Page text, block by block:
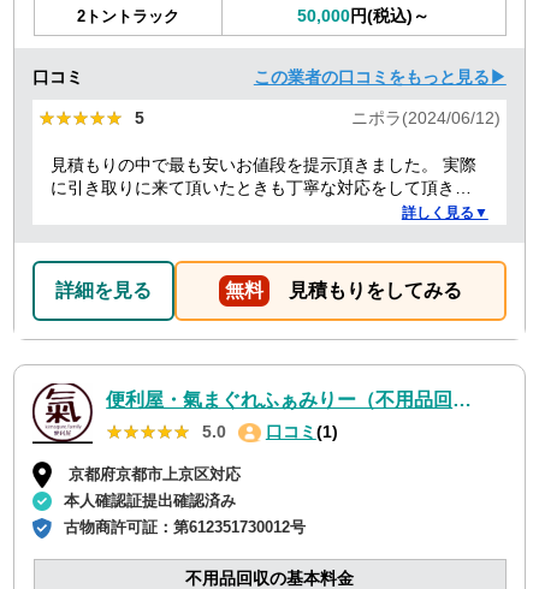
2トントラック 50,000円(税込)～
口コミ この業者の口コミをもっと見る▶
★★★★★
★★★★★ 5 ニポラ(2024/06/12)
見積もりの中で最も安いお値段を提示頂きました。 実際
に引き取りに来て頂いたときも丁寧な対応をして頂き、
詳しく見る▼
詳細を見る 無料 見積もりをしてみる
便利屋・氣まぐれふぁみりー（不用品回収・遺品整理・お墓参り代行等、幅広く対応しております）
★★★★★
★★★★★ 5.0 口コミ (1)
京都府京都市上京区対応
本人確認証提出確認済み
古物商許可証：第612351730012号
不用品回収の基本料金